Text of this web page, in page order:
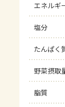
エネルギ
塩分
たんぱく
野菜摂取
脂質